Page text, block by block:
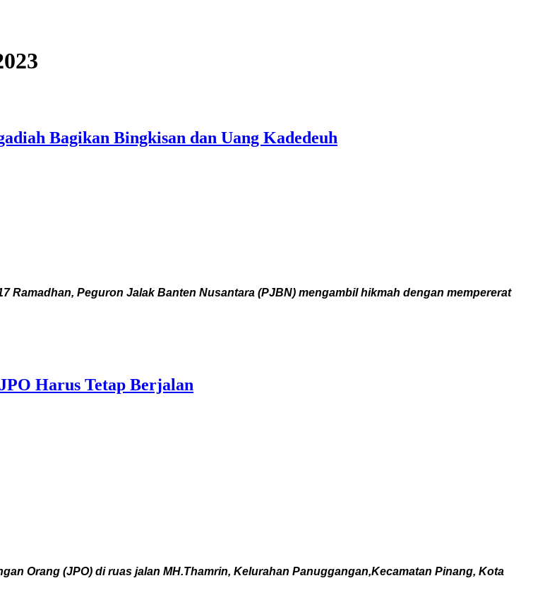
Bagikan Bingkisan dan Uang Kadedeuh
Ramadhan, Peguron Jalak Banten Nusantara (PJBN) mengambil hikmah dengan mempererat
Harus Tetap Berjalan
Orang (JPO) di ruas jalan MH.Thamrin, Kelurahan Panuggangan,Kecamatan Pinang, Kota